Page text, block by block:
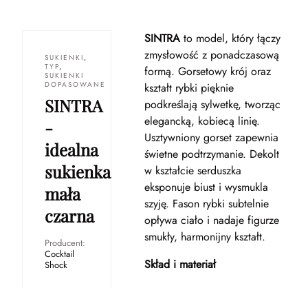
SUKIENKI ,
TYP,
SUKIENKI
DOPASOWANE
SINTRA
-
idealna
sukienka
mała
czarna
Producent:
Cocktail
Shock
SINTRAto model, który łączy
zmysłowość z ponadczasową
formą. Gorsetowy krój oraz
kształt rybki pięknie
podkreślają sylwetkę, tworząc
elegancką, kobiecą linię.
Usztywniony gorset zapewnia
świetne podtrzymanie. Dekolt
w kształcie serduszka
eksponuje biust i wysmukla
szyję. Fason rybki subtelnie
opływa ciało i nadaje figurze
smukły, harmonijny kształt.
Skład i materiał